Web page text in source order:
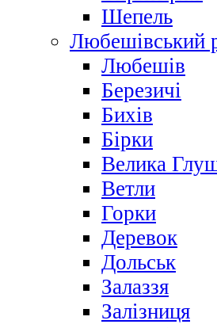
Шепель
Любешівський
Любешів
Березичі
Бихів
Бірки
Велика
Ветли
Горки
Деревок
Дольськ
Залаззя
Залізниця